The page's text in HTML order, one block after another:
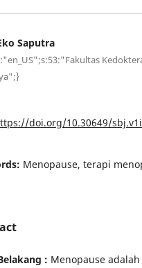
Saputra
doi.org/10.30649/
Menopause, terapi
: Menopause